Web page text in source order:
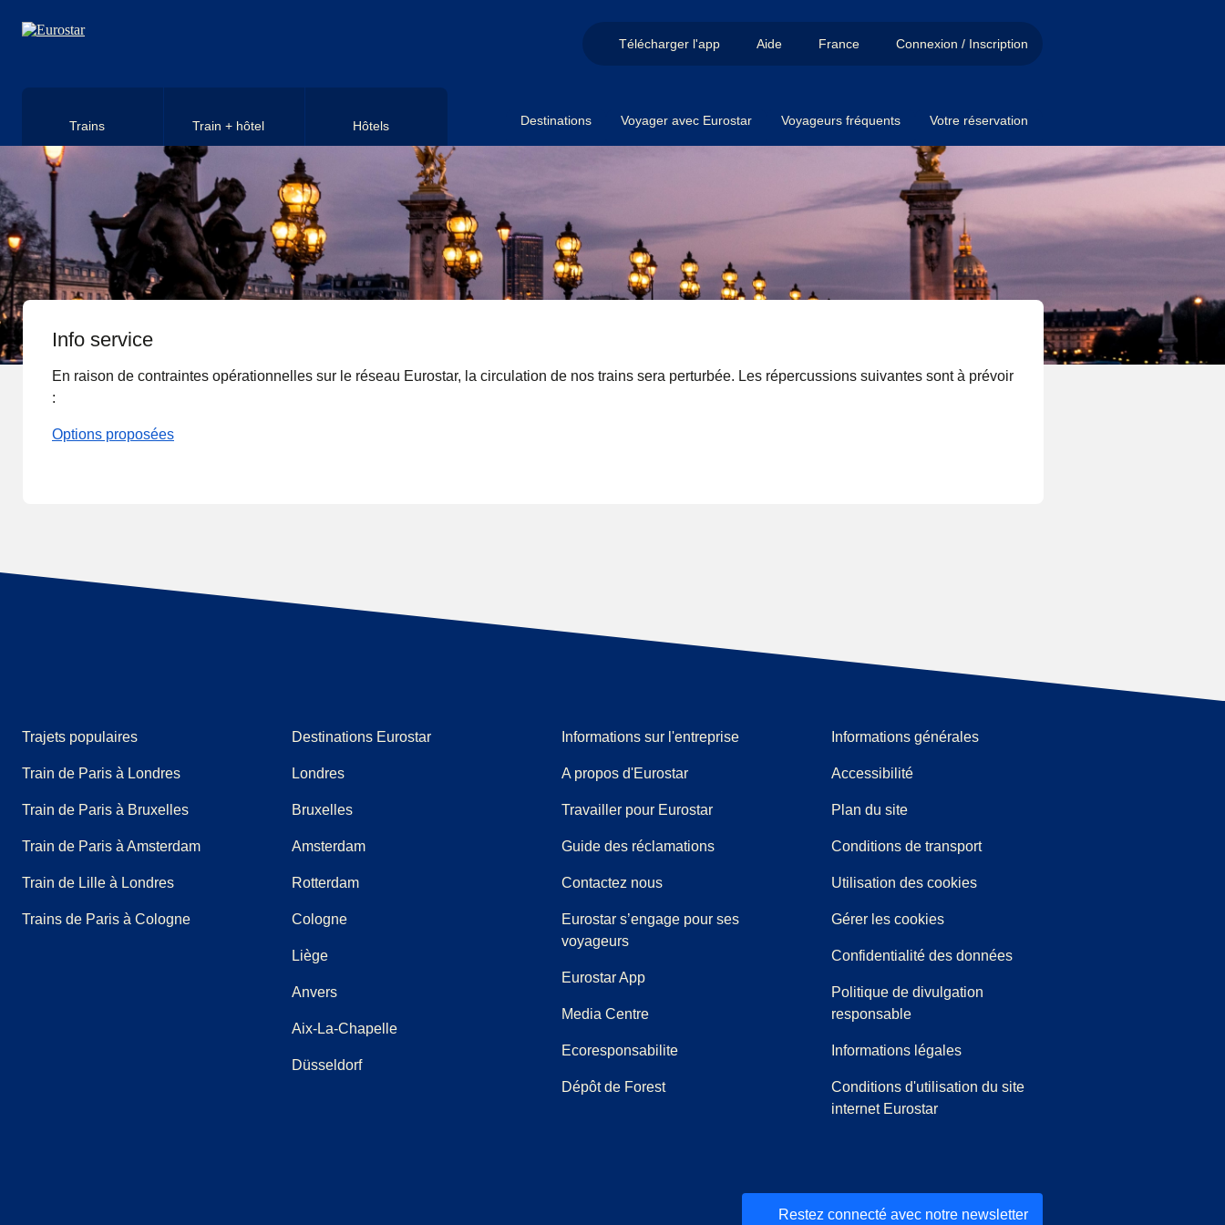
Télécharger l'app Aide France Connexion / Inscription
Trains Train + hôtel Hôtels Destinations Voyager avec Eurostar Voyageurs fréquents Votre réservation
Info service
En raison de contraintes opérationnelles sur le réseau Eurostar, la circulation de nos trains sera perturbée. Les répercussions suivantes sont à prévoir
:
Options proposées
Trajets populaires
Train de Paris à Londres
Train de Paris à Bruxelles
Train de Paris à Amsterdam
Train de Lille à Londres
Trains de Paris à Cologne
Destinations Eurostar
Londres
Bruxelles
Amsterdam
Rotterdam
Cologne
Liège
Anvers
Aix-La-Chapelle
Düsseldorf
Informations sur l'entreprise
A propos d'Eurostar
Travailler pour Eurostar
Guide des réclamations( Ouvre un nouvel onglet)
(
Contactez nous
Eurostar s’engage pour ses
voyageurs
Eurostar App
Media Centre(
Ecoresponsabilite
Dépôt de Forest
Informations générales
Accessibilité
Plan du site
Conditions de transport
Utilisation des cookies
Gérer les cookies
Confidentialité des données
Politique de divulgation
responsable
Informations légales
Conditions d'utilisation du site
internet Eurostar
Restez connecté avec notre newsletter